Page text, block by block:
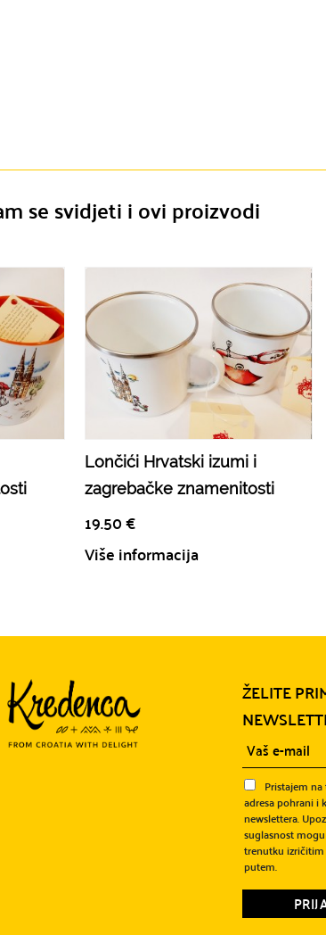
se svidjeti i ovi proizvodi
Lončići Hrvatski izumi i
zagrebačke znamenitosti
19.50€
Više informacija
ŽELITE
Pristajem
adresa pohrani i
newslettera.
suglasnost
trenutku
putem.